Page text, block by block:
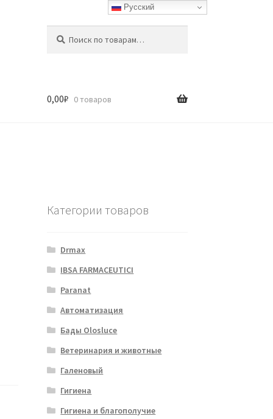
0,00₽ 0 товаров
Категории товаров
Drmax
IBSA FARMACEUTICI
Paranat
Автоматизация
Бады Olosluce
Ветеринария и животные
Галеновый
Гигиена
Гигиена и благополучие
Русский